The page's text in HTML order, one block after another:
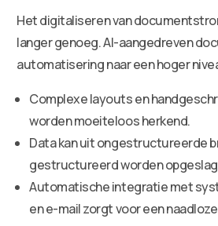
Het digitaliseren van
langer genoeg. AI-aangedreven
automatisering naar een hoger
Complexe layouts en
worden moeiteloos herkend.
Data kan uit ongestructureerde
gestructureerd worden
Automatische integratie met
en e-mail zorgt voor een